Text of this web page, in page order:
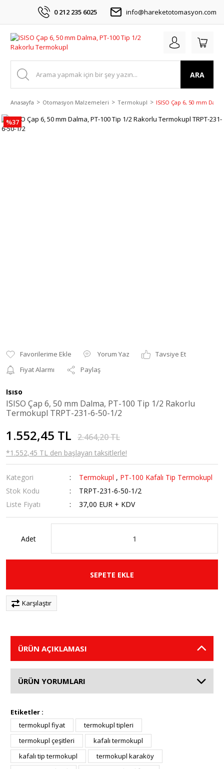
0 212 235 6025 info@hareketotomasyon.com
ARA
Anasayfa Otomasyon Malzemeleri Termokupl ISISO Çap 6, 50 mm
%37
Yorum Yaz
Tavsiye Et
Fiyat Alarmı
Paylaş
Isıso
ISISO Çap 6, 50 mm Dalma, PT-100 Tip 1/2 Rakorlu
Termokupl TRPT-231-6-50-1/2
1.552,45 TL 2.464,20 TL
*1.552,45 TL den başlayan taksitlerle!
Kategori Termokupl , PT-100 Kafalı Tip Termokupl
Stok Kodu
TRPT-231-6-50-1/2
Liste Fiyatı
37,00 EUR + KDV
Adet
SEPETE EKLE
Karşılaştır
ÜRÜN AÇIKLAMASI
ÜRÜN YORUMLARI
Etiketler :
termokupl fiyat
termokupl tipleri
termokupl çeşitleri
kafalı termokupl
kafalı tip termokupl
termokupl karaköy